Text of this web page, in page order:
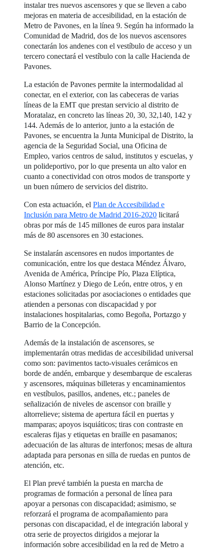
instalar tres nuevos ascensores y que se lleven a cabo
mejoras en materia de accesibilidad, en la estación de
Metro de Pavones, en la línea 9. Según ha informado la
Comunidad de Madrid, dos de los nuevos ascensores
conectarán los andenes con el vestíbulo de acceso y un
tercero conectará el vestíbulo con la calle Hacienda de
Pavones.
La estación de Pavones permite la intermodalidad al
conectar, en el exterior, con las cabeceras de varias
líneas de la EMT que prestan servicio al distrito de
Moratalaz, en concreto las líneas 20, 30, 32,140, 142 y
144. Además de lo anterior, junto a la estación de
Pavones, se encuentra la Junta Municipal de Distrito, la
agencia de la Seguridad Social, una Oficina de
Empleo, varios centros de salud, institutos y escuelas, y
un polideportivo, por lo que presenta un alto valor en
cuanto a conectividad con otros modos de transporte y
un buen número de servicios del distrito.
Con esta actuación, elPlan de Accesibilidad e
Inclusión para Metro de Madrid 2016-2020 licitará
obras por más de 145 millones de euros para instalar
más de 80 ascensores en 30 estaciones.
Se instalarán ascensores en nudos importantes de
comunicación, entre los que destaca Méndez Álvaro,
Avenida de América, Príncipe Pío, Plaza Elíptica,
Alonso Martínez y Diego de León, entre otros, y en
estaciones solicitadas por asociaciones o entidades que
atienden a personas con discapacidad y por
instalaciones hospitalarias, como Begoña, Portazgo y
Barrio de la Concepción.
Además de la instalación de ascensores, se
implementarán otras medidas de accesibilidad universal
como son: pavimentos tacto-visuales cerámicos en
borde de andén, embarque y desembarque de escaleras
y ascensores, máquinas billeteras y encaminamientos
en vestíbulos, pasillos, andenes, etc.; paneles de
señalización de niveles de ascensor con braille y
altorrelieve; sistema de apertura fácil en puertas y
mamparas; apoyos isquiáticos; tiras con contraste en
escaleras fijas y etiquetas en braille en pasamanos;
adecuación de las alturas de interfonos; mesas de altura
adaptada para personas en silla de ruedas en puntos de
atención, etc.
El Plan prevé también la puesta en marcha de
programas de formación a personal de línea para
apoyar a personas con discapacidad; asimismo, se
reforzará el programa de acompañamiento para
personas con discapacidad, el de integración laboral y
otra serie de proyectos dirigidos a mejorar la
información sobre accesibilidad en la red de Metro a